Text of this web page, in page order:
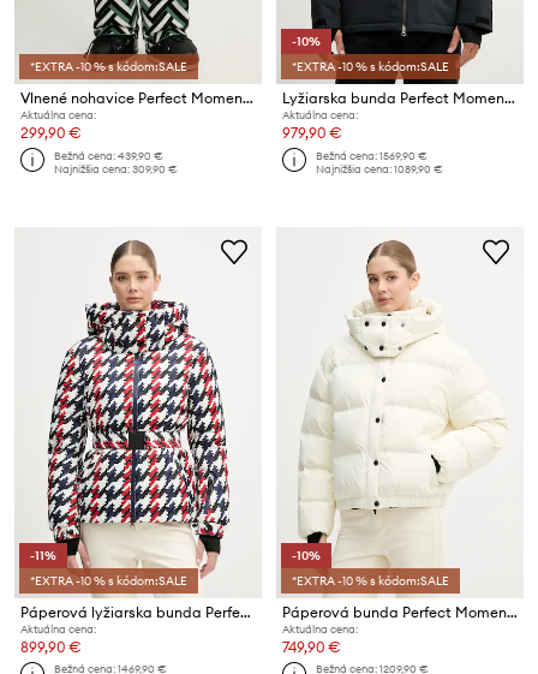
*EXTRA -10 % s kódom:SALE
Vlnené nohavice Perfect Moment Chalet
Aktuálna cena:
299,90 €
Bežná cena:439,90 €
Najnižšia cena:309,90 €
-10%
*EXTRA -10 % s kódom:SALE
Lyžiarska bunda Perfect Moment Chamonix II
Aktuálna cena:
979,90 €
Bežná cena:1569,90 €
Najnižšia cena:1089,90 €
-11%
*EXTRA -10 % s kódom:SALE
Páperová lyžiarska bunda Perfect Moment Candice
Aktuálna cena:
899,90 €
Bežná cena:1469,90 €
-10%
*EXTRA -10 % s kódom:SALE
Páperová bunda Perfect Moment Moments
Aktuálna cena:
749,90 €
Bežná cena:1209,90 €